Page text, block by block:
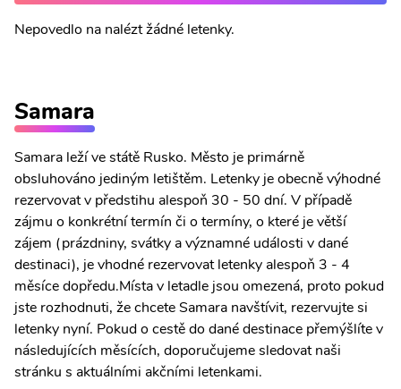
Nepovedlo na nalézt žádné letenky.
Samara
Samara leží ve státě Rusko. Město je primárně
obsluhováno jediným letištěm. Letenky je obecně výhodné
rezervovat v předstihu alespoň 30 - 50 dní. V případě
zájmu o konkrétní termín či o termíny, o které je větší
zájem (prázdniny, svátky a významné události v dané
destinaci), je vhodné rezervovat letenky alespoň 3 - 4
měsíce dopředu.Místa v letadle jsou omezená, proto pokud
jste rozhodnuti, že chcete Samara navštívit, rezervujte si
letenky nyní. Pokud o cestě do dané destinace přemýšlíte v
následujících měsících, doporučujeme sledovat naši
stránku s aktuálními akčními letenkami.